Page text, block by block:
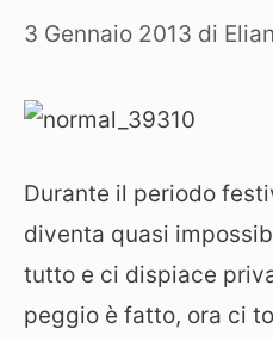
3 Gennaio 2013 di
Durante il periodo
diventa quasi
tutto e ci dispiace
peggio è fatto, ora ci